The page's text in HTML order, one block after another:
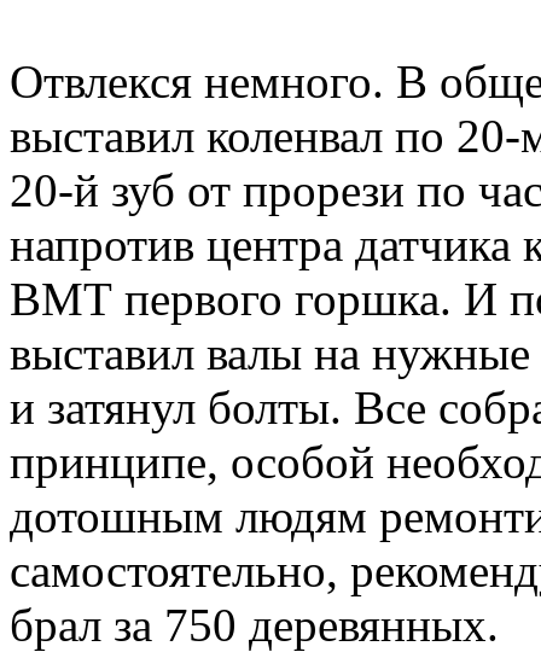
Отвлекся немного. В
выставил коленвал по
20-й зуб от прорези по
напротив центра датчика
ВМТ первого горшка. И
выставил валы на
и затянул болты. Все
принципе, особой
дотошным людям
самостоятельно,
брал за 750 деревянных.